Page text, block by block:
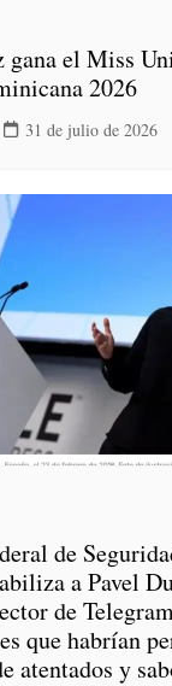
gana el Miss
2026
31 de julio de 2026
de
a Pavel
de
que habrían
atentados y